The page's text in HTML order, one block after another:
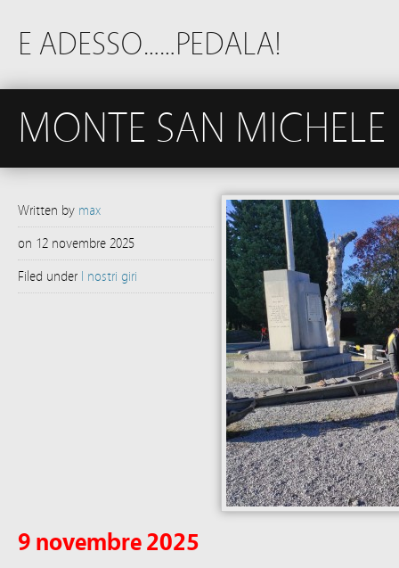
E ADESSO……PEDALA!
MONTE SAN MICHELE
Written by max
on 12 novembre 2025
Filed under I nostri giri
9 novembre 2025